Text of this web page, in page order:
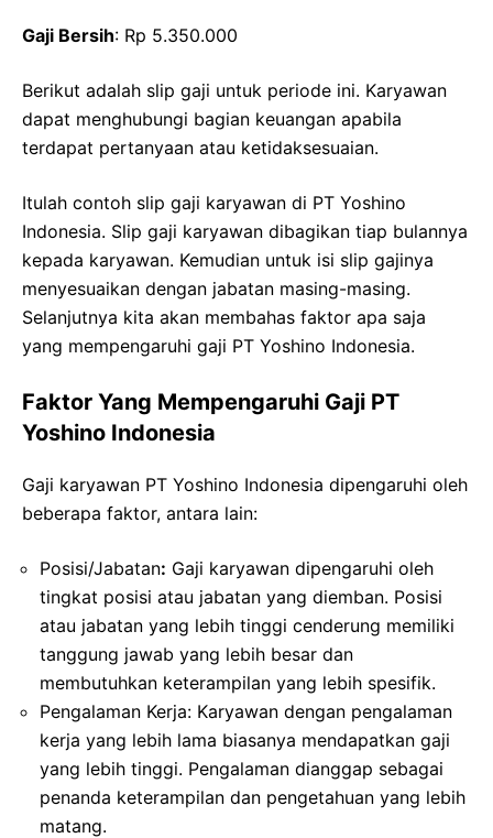
Gaji Bersih: Rp 5.350.000
Berikut adalah slip gaji untuk periode ini. Karyawan
dapat menghubungi bagian keuangan apabila
terdapat pertanyaan atau ketidaksesuaian.
Itulah contoh slip gaji karyawan di PT Yoshino
Indonesia. Slip gaji karyawan dibagikan tiap bulannya
kepada karyawan. Kemudian untuk isi slip gajinya
menyesuaikan dengan jabatan masing-masing.
Selanjutnya kita akan membahas faktor apa saja
yang mempengaruhi gaji PT Yoshino Indonesia.
Faktor Yang Mempengaruhi Gaji PT
Yoshino Indonesia
Gaji karyawan PT Yoshino Indonesia dipengaruhi oleh
beberapa faktor, antara lain:
Posisi/Jabatan: Gaji karyawan dipengaruhi oleh
tingkat posisi atau jabatan yang diemban. Posisi
atau jabatan yang lebih tinggi cenderung memiliki
tanggung jawab yang lebih besar dan
membutuhkan keterampilan yang lebih spesifik.
Pengalaman Kerja: Karyawan dengan pengalaman
kerja yang lebih lama biasanya mendapatkan gaji
yang lebih tinggi. Pengalaman dianggap sebagai
penanda keterampilan dan pengetahuan yang lebih
matang.